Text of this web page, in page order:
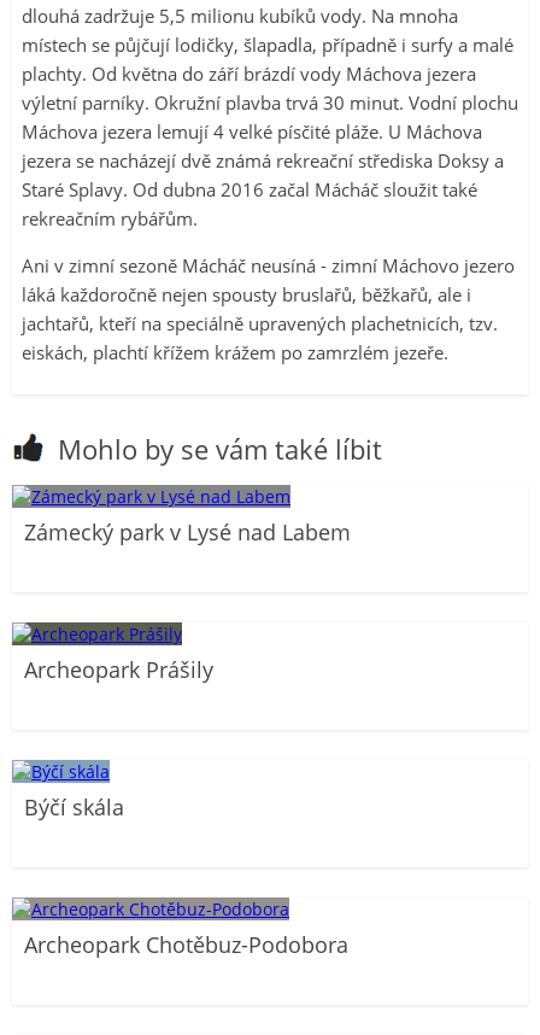
dlouhá zadržuje 5,5 milionu kubíků vody. Na mnoha
místech se půjčují lodičky, šlapadla, případně i surfy a malé
plachty. Od května do září brázdí vody Máchova jezera
výletní parníky. Okružní plavba trvá 30 minut. Vodní plochu
Máchova jezera lemují 4 velké písčité pláže. U Máchova
jezera se nacházejí dvě známá rekreační střediska Doksy a
Staré Splavy. Od dubna 2016 začal Mácháč sloužit také
rekreačním rybářům.
Ani v zimní sezoně Mácháč neusíná - zimní Máchovo jezero
láká každoročně nejen spousty bruslařů, běžkařů, ale i
jachtařů, kteří na speciálně upravených plachetnicích, tzv.
eiskách, plachtí křížem krážem po zamrzlém jezeře.
Mohlo by se vám také líbit
Zámecký park v Lysé nad Labem
Archeopark Prášily
Býčí skála
Archeopark Chotěbuz-Podobora